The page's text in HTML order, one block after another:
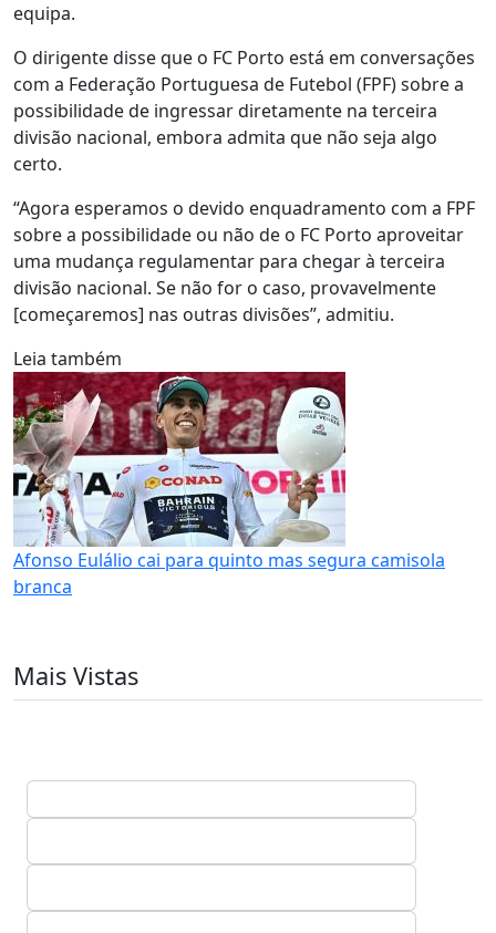
equipa.
O dirigente disse que o FC Porto está em conversações
com a Federação Portuguesa de Futebol (FPF) sobre a
possibilidade de ingressar diretamente na terceira
divisão nacional, embora admita que não seja algo
certo.
“Agora esperamos o devido enquadramento com a FPF
sobre a possibilidade ou não de o FC Porto aproveitar
uma mudança regulamentar para chegar à terceira
divisão nacional. Se não for o caso, provavelmente
[começaremos] nas outras divisões”, admitiu.
Leia também
Afonso Eulálio cai para quinto mas segura camisola
branca
Mais Vistas